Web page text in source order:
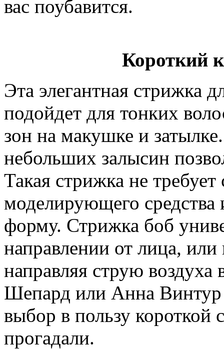
вас поубавится.
Короткий
Эта элегантная стрижка
подойдет для тонких
зон на макушке и
небольших залысин
Такая стрижка не
моделирующего средства
форму. Стрижка боб
направлении от лица,
направляя струю
Шепард или Анна
выбор в пользу короткой
прогадали.